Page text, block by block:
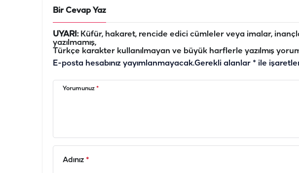
Bir Cevap Yaz
UYARI:Küfür, hakaret, rencide edici cümleler veya imalar,
yazılmamış,
Türkçe karakter kullanılmayan ve büyük harflerle yazılmış
E-posta hesabınız yayımlanmayacak.Gerekli alanlar * ile
Yorumunuz *
Adınız *